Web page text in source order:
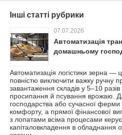
Інші статті рубрики
07.07.2026
Автоматизація
домашньому
Автоматизація логістики зерна —
повністю виключити важку ручну
завантаження складів у 5–10
просипання й псування врожаю.
господарства або сучасної
комфорту, а прямої фінансової
з лопатами всіма процесами
капіталовкладення в обладнання